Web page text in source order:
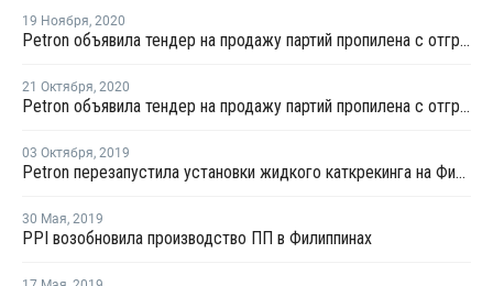
19 Ноября, 2020
Petron объявила тендер на продажу партий пропилена с отгрузкой во второй половине декабря
21 Октября, 2020
Petron объявила тендер на продажу партий пропилена с отгрузкой во второй половине ноября
03 Октября, 2019
Petron перезапустила установки жидкого каткрекинга на Филиппинах после ремонта
30 Мая, 2019
PPI возобновила производство ПП в Филиппинах